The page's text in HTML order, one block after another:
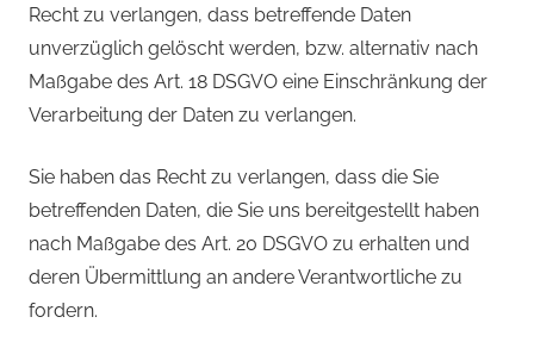
Recht zu verlangen, dass betreffende Daten
unverzüglich gelöscht werden, bzw. alternativ nach
Maßgabe des Art. 18 DSGVO eine Einschränkung der
Verarbeitung der Daten zu verlangen.
Sie haben das Recht zu verlangen, dass die Sie
betreffenden Daten, die Sie uns bereitgestellt haben
nach Maßgabe des Art. 20 DSGVO zu erhalten und
deren Übermittlung an andere Verantwortliche zu
fordern.